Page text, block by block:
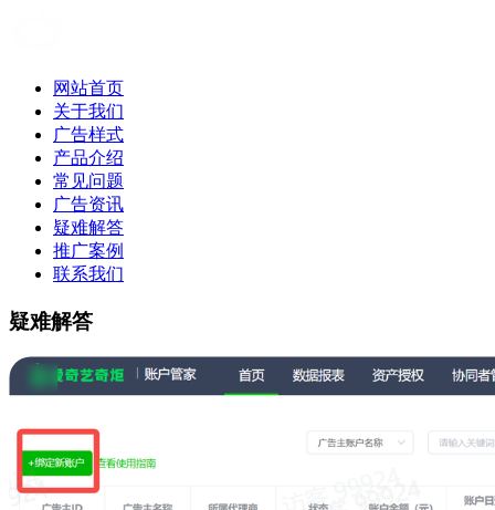
网站首页
关于我们
广告样式
产品介绍
常见问题
广告资讯
疑难解答
推广案例
联系我们
疑难解答
疑难解答|爱奇艺视频广告|爱